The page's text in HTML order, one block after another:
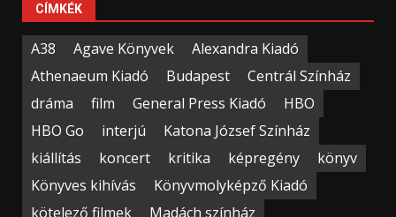
CÍMKÉK
A38 Agave Könyvek
Alexandra Kiadó
Athenaeum Kiadó
Budapest
Centrál Színház
dráma
film General Press Kiadó
HBO
HBO Go
interjú
Katona József Színház
kiállítás
koncert kritika képregény
könyv
Könyves kihívás
Könyvmolyképző Kiadó
kötelező filmek
Madách színház